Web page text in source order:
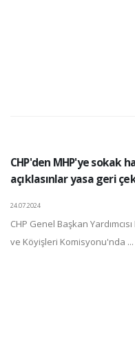
CHP'den MHP'ye sokak
açıklasınlar yasa geri
24.07.2024
CHP Genel Başkan
ve Köyişleri Komisyonu'nda ...